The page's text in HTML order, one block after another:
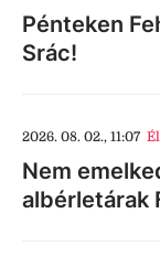
Pénteken
Srác!
2026. 08. 02., 11:07
Nem
albérletárak